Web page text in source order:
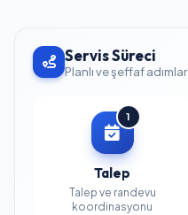
Servis Süreci
Planlı ve şeffaf adımlar
1
Talep
Talep ve randevu
koordinasyonu